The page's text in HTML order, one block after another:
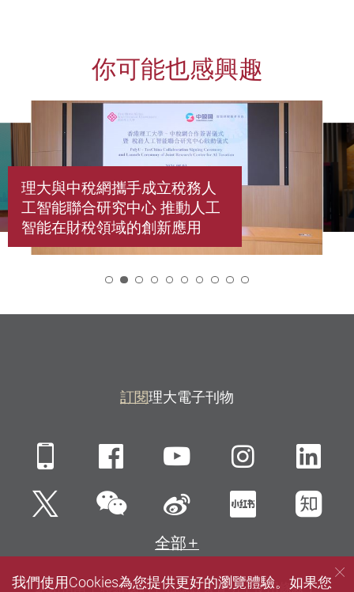
你可能也感興趣
理大與中稅網攜手成立稅務人
工智能聯合研究中心 推動人工
智能在財稅領域的創新應用
訂閱理大電子刊物
Mobile FacebookYouTube
Twitter微信 新浪微博小紅書知
全部
網站指南 聯絡我們 私隱政策聲明 使用條款
我們使用Cookies為您提供更好的瀏覽體驗。如果您